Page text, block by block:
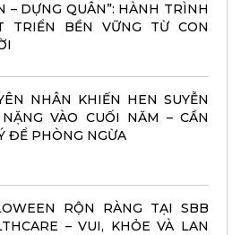
– DỰNG QUÂN”: HÀNH TRÌNH
TRIỂN BỀN VỮNG TỪ CON
NHÂN KHIẾN HEN SUYỄN
VÀO CUỐI NĂM – CẦN
ĐỂ PHÒNG NGỪA
RỘN RÀNG TẠI SBB
– VUI, KHỎE VÀ LAN